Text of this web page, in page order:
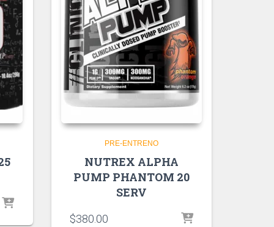
PRE-ENTRENO
NUTREX ALPHA
PUMP PHANTOM 20
SERV
$380.00